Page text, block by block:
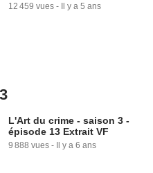
12 459 vues - Il y a 5 ans
L'Art du crime - saison 3 -
épisode 13 Extrait VF
9 888 vues - Il y a 6 ans